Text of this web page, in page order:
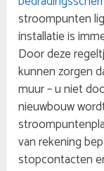
stroompunten
installatie is
Door deze
kunnen zorgen
muur – u niet
nieuwbouw
van rekening
stopcontacten